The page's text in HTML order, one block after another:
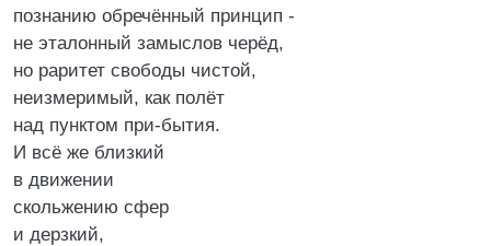
познанию обречённый принцип -
не эталонный замыслов черёд,
но раритет свободы чистой,
неизмеримый, как полёт
над пунктом при-бытия.
И всё же близкий
в движении
скольжению сфер
и дерзкий,